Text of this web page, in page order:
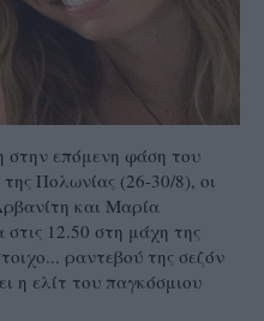
στην επόμενη φάση του
Πολωνίας (26-30/8), οι
και Μαρία
12.50 στη μάχη της
ραντεβού της σεζόν
η ελίτ του παγκόσμιου